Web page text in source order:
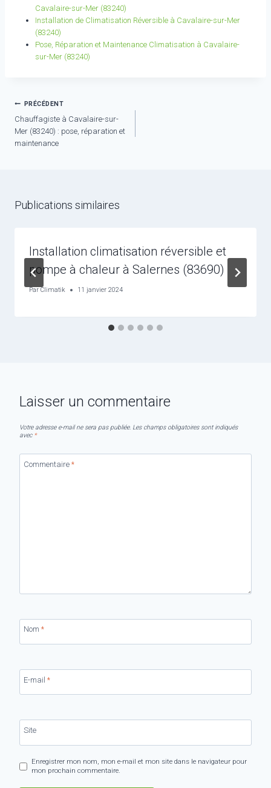
Cavalaire-sur-Mer (83240)
Installation de Climatisation Réversible à Cavalaire-sur-Mer
(83240)
Pose, Réparation et Maintenance Climatisation à Cavalaire-
sur-Mer (83240)
Navigation
de
l’article
PRÉCÉDENT
Chauffagiste à Cavalaire-sur-
Mer (83240) : pose, réparation et
maintenance
Publications similaires
Installation climatisation réversible et
pompe à chaleur à Salernes (83690)
Par Climatik 11 janvier 2024
Laisser un commentaire
Votre adresse e-mail ne sera pas publiée. Les champs obligatoires sont indiqués
avec *
Commentaire *
Nom *
E-mail *
Site
Enregistrer mon nom, mon e-mail et mon site dans le navigateur pour
mon prochain commentaire.